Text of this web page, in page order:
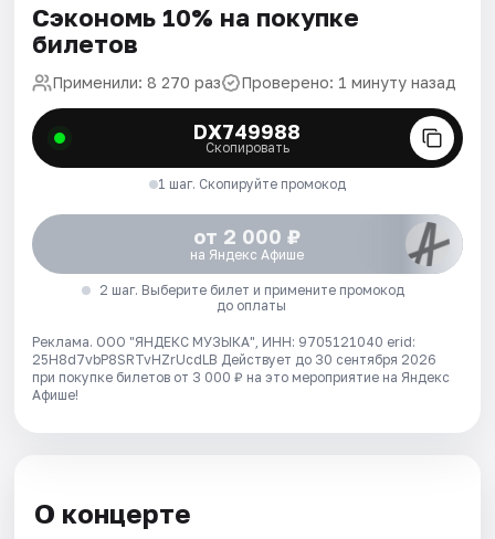
Сэкономь 10% на покупке
билетов
Применили: 8 270 раз Проверено: 1 минуту назад
DX749988
Скопировать
1 шаг. Скопируйте промокод
от 2 000 ₽
на Яндекс Афише
2 шаг. Выберите билет и примените промокод
до оплаты
Реклама. ООО "ЯНДЕКС МУЗЫКА", ИНН: 9705121040 erid:
25H8d7vbP8SRTvHZrUcdLB Действует до 30 сентября 2026
при покупке билетов от 3 000 ₽ на это мероприятие на Яндекс
Афише!
О концерте